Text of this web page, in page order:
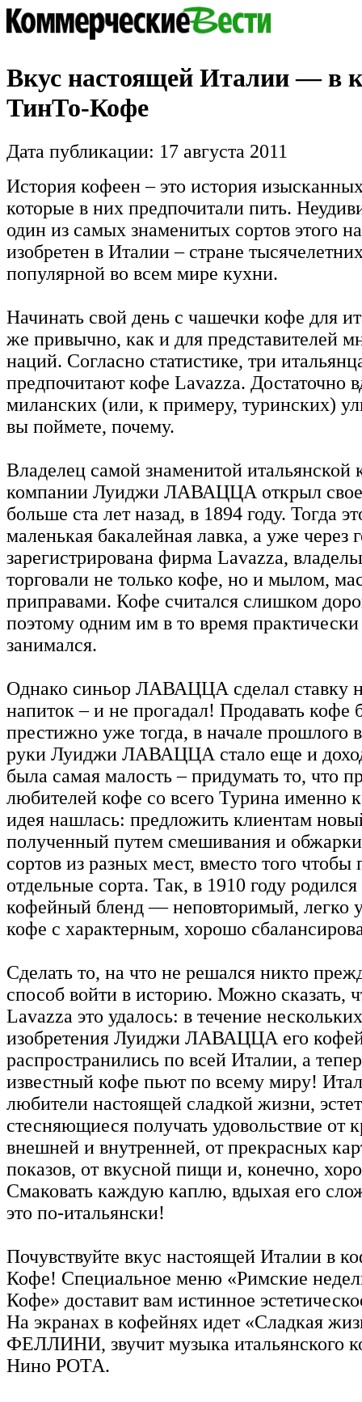
Вкус настоящей Италии — в
ТинТо-Кофе
Дата публикации: 17 августа 2011
История кофеен – это история
которые в них предпочитали пить.
один из самых знаменитых сортов этого
изобретен в Италии – стране
популярной во всем мире кухни.
Начинать свой день с чашечки кофе для
же привычно, как и для представителей
наций. Согласно статистике, три
предпочитают кофе Lavazza. Достаточно
миланских (или, к примеру, туринских)
вы поймете, почему.
Владелец самой знаменитой итальянской
компании Луиджи ЛАВАЦЦА открыл свое
больше ста лет назад, в 1894 году. Тогда
маленькая бакалейная лавка, а уже через
зарегистрирована фирма Lavazza,
торговали не только кофе, но и мылом,
приправами. Кофе считался слишком
поэтому одним им в то время
занимался.
Однако синьор ЛАВАЦЦА сделал ставку
напиток – и не прогадал! Продавать кофе
престижно уже тогда, в начале прошлого
руки Луиджи ЛАВАЦЦА стало еще и
была самая малость – придумать то, что
любителей кофе со всего Турина именно
идея нашлась: предложить клиентам
полученный путем смешивания и
сортов из разных мест, вместо того чтобы
отдельные сорта. Так, в 1910 году
кофейный бленд — неповторимый, легко
кофе с характерным, хорошо
Сделать то, на что не решался никто
способ войти в историю. Можно сказать,
Lavazza это удалось: в течение
изобретения Луиджи ЛАВАЦЦА его
распространились по всей Италии, а
известный кофе пьют по всему миру!
любители настоящей сладкой жизни,
стесняющиеся получать удовольствие от
внешней и внутренней, от прекрасных
показов, от вкусной пищи и, конечно,
Смаковать каждую каплю, вдыхая его
это по-итальянски!
Почувствуйте вкус настоящей Италии в
Кофе! Специальное меню «Римские
Кофе» доставит вам истинное
На экранах в кофейнях идет «Сладкая
ФЕЛЛИНИ, звучит музыка итальянского
Нино РОТА.